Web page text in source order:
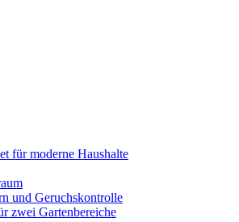
für moderne Haushalte
und Geruchskontrolle
zwei Gartenbereiche